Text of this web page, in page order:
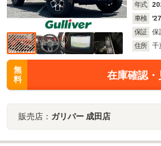
年式
車検
保証
保
住所
千
無
料
在庫確認・
販売店： ガリバー 成田店